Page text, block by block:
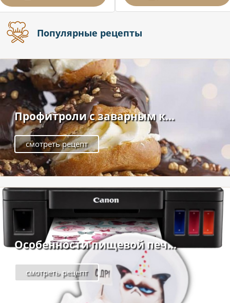
Популярные рецепты
Профитроли с заварным к...
смотреть рецепт
Особенности пищевой печ...
смотреть рецепт